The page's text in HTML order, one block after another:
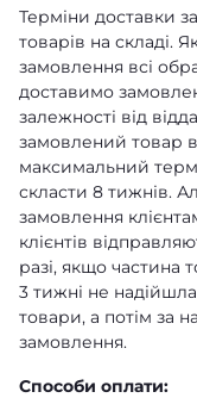
Терміни доставки
товарів на складі.
замовлення всі
доставимо
залежності від
замовлений товар
максимальний
скласти 8 тижнів.
замовлення
клієнтів
разі, якщо частина
3 тижні не
товари, а потім за
замовлення.
Способи оплати: